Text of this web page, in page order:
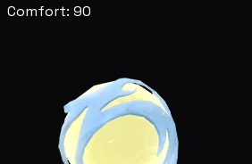
Comfort: 90